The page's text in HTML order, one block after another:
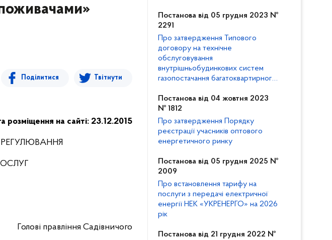
Поділитися Твітнути
розміщення на сайті: 23.12.2015
Голові правління Садівничого
Постанова від 05 грудня 2023 №
2291
Про затвердження Типового
договору на технічне
обслуговування
внутрішньобудинкових систем
газопостачання багатоквартирного
Кодексу газорозподільних систем
Постанова від 04 жовтня 2023
№ 1812
Про затвердження Порядку
реєстрації учасників оптового
енергетичного ринку
Постанова від 05 грудня 2025 №
2009
Про встановлення тарифу на
послуги з передачі електричної
енергії НЕК «УКРЕНЕРГО» на 2026
рік
Постанова від 21 грудня 2022 №